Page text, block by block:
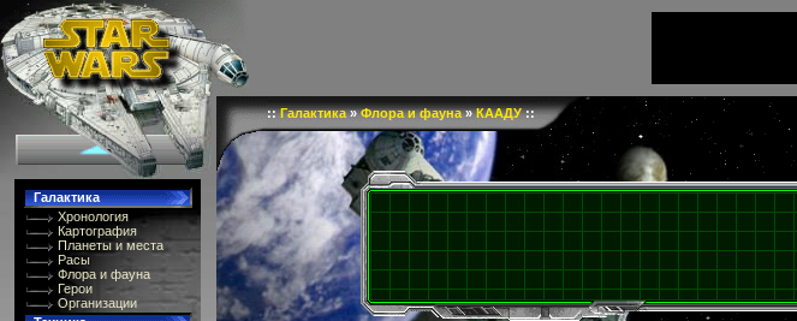
Галактика
Хронология
Картография
Планеты и места
Расы
Флора и фауна
Герои
Организации
::Галактика»Флора и фауна»КААДУ::